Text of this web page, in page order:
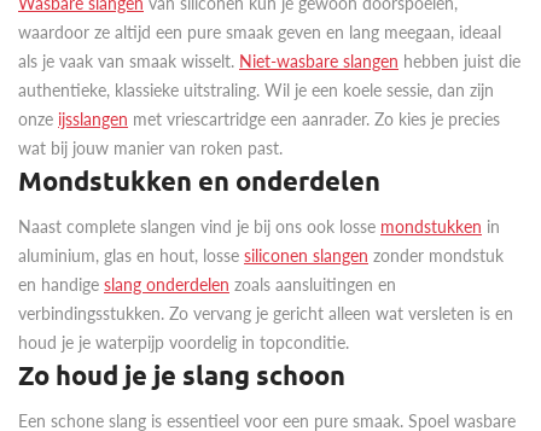
waardoor ze altijd een pure smaak geven en lang meegaan, ideaal
als je vaak van smaak wisselt. Niet-wasbare slangen hebben juist die
authentieke, klassieke uitstraling. Wil je een koele sessie, dan zijn
onze ijsslangen met vriescartridge een aanrader. Zo kies je precies
wat bij jouw manier van roken past.
Mondstukken en onderdelen
Naast complete slangen vind je bij ons ook losse mondstukken in
aluminium, glas en hout, losse siliconen slangen zonder mondstuk
en handige slang onderdelen zoals aansluitingen en
verbindingsstukken. Zo vervang je gericht alleen wat versleten is en
houd je je waterpijp voordelig in topconditie.
Zo houd je je slang schoon
Een schone slang is essentieel voor een pure smaak. Spoel wasbare